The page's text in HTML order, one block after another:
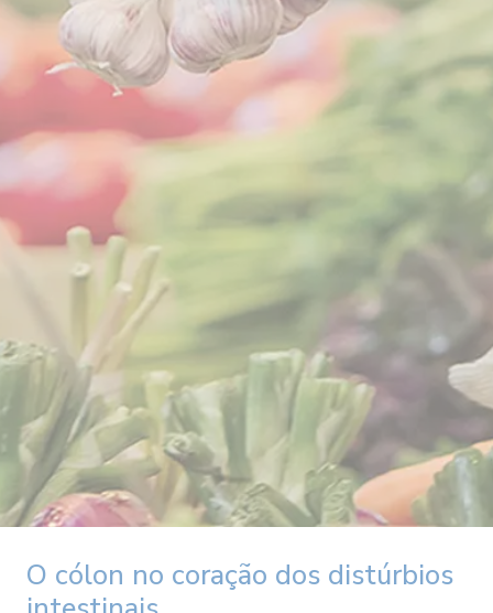
O cólon no coração dos distúrbios